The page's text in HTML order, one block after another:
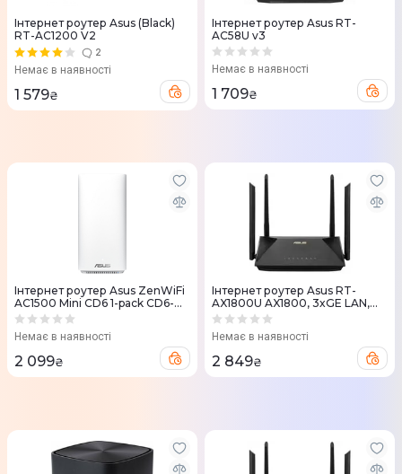
Інтернет роутер Asus (Black)
RT-AC1200 V2
2
Немає в наявності
1 579₴
Iнтернет роутер Asus RT-
AC58U v3
Немає в наявності
1 709₴
Iнтернет роутер Asus ZenWiFi
AC1500 Mini CD6 1-pack CD6-
1PK
Немає в наявності
2 099₴
Iнтернет роутер Asus RT-
AX1800U AX1800, 3xGE LAN,
1xGE WAN, 1xUSB 3.0, MESH
Немає в наявності
2 849₴